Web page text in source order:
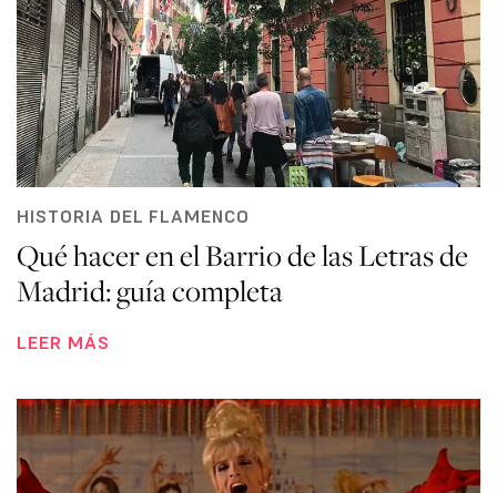
HISTORIA DEL FLAMENCO
Qué hacer en el Barrio de las Letras de
Madrid: guía completa
LEER MÁS